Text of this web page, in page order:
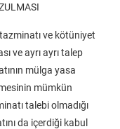
ve kötüniyet
ve ayrı ayrı talep
mülga yasa
mümkün
talebi olmadığı
da içerdiği kabul